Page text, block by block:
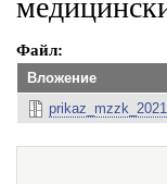
Файл
Вложение